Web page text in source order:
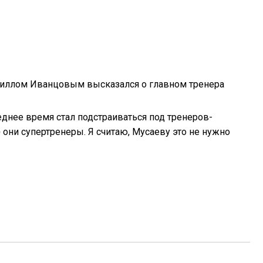
Иванцовым высказался о главном тренера
время стал подстраиваться под тренеров-
супертренеры. Я считаю, Мусаеву это не нужно